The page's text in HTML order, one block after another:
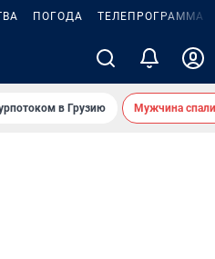
ПОГОДА ТЕЛЕПРОГРАММА
в Грузию Мужчина